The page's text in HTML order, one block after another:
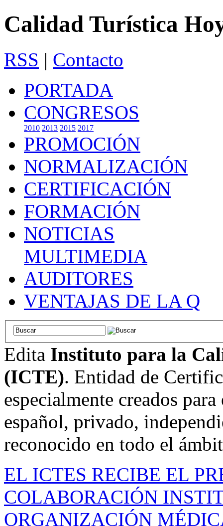
Calidad Turística
RSS | Contacto
PORTADA
CONGRESOS
2010 2013 2015 2017
PROMOCIÓN
NORMALIZACIÓN
CERTIFICACIÓN
FORMACIÓN
NOTICIAS
MULTIMEDIA
AUDITORES
VENTAJAS DE LA Q
Edita Instituto para la
(ICTE). Entidad de
especialmente creados
español, privado,
reconocido en todo el
EL ICTES RECIBE EL
COLABORACIÓN
ORGANIZACIÓN